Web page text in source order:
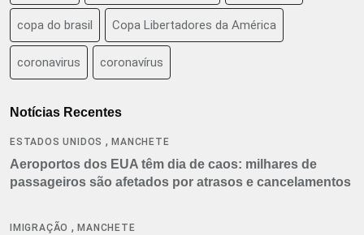
copa do brasil Copa Libertadores da América
coronavirus coronavírus
Notícias Recentes
ESTADOS UNIDOS ,MANCHETE
Aeroportos dos EUA têm dia de caos: milhares de
passageiros são afetados por atrasos e cancelamentos
IMIGRAÇÃO ,MANCHETE